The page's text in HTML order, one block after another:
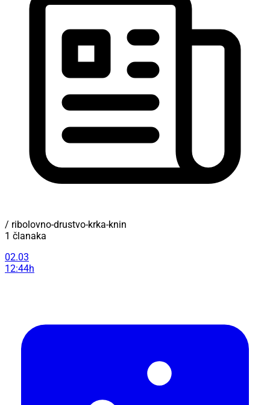
/ ribolovno-drustvo-krka-knin
1 članaka
02.03
12:44h